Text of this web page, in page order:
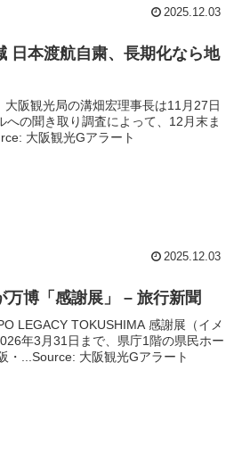
2025.12.03
日本渡航自粛、長期化なら地
阪観光局の溝畑宏理事長は11月27日
の聞き取り調査によって、12月末ま
大阪観光Gアラート
2025.12.03
万博「感謝展」 – 旅行新聞
LEGACY TOKUSHIMA 感謝展（イメ
年3月31日まで、県庁1階の県民ホー
・...Source: 大阪観光Gアラート